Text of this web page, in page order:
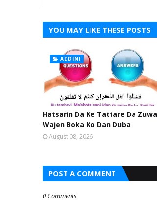
YOU MAY LIKE THESE POSTS
ADDINI
Hatsarin Da Ke Tattare Da Zuwa
Wajen Boka Ko Dan Duba
August 08, 2026
POST A COMMENT
0 Comments